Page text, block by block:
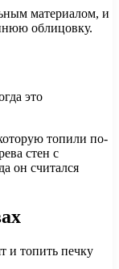
материалом, и
облицовку.
это
топили по-
стен с
он считался
и топить печку